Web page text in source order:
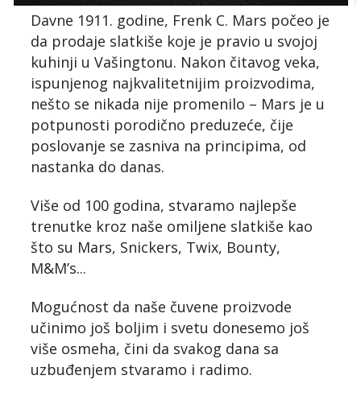
Davne 1911. godine, Frenk C. Mars počeo je
da prodaje slatkiše koje je pravio u svojoj
kuhinji u Vašingtonu. Nakon čitavog veka,
ispunjenog najkvalitetnijim proizvodima,
nešto se nikada nije promenilo – Mars je u
potpunosti porodično preduzeće, čije
poslovanje se zasniva na principima, od
nastanka do danas.
Više od 100 godina, stvaramo najlepše
trenutke kroz naše omiljene slatkiše kao
što su Mars, Snickers, Twix, Bounty,
M&M’s...
Mogućnost da naše čuvene proizvode
učinimo još boljim i svetu donesemo još
više osmeha, čini da svakog dana sa
uzbuđenjem stvaramo i radimo.